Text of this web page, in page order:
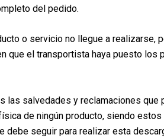
del pedido.
o servicio no llegue a
el transportista haya puesto los
salvedades y reclamaciones
de ningún producto, siendo
debe seguir para realizar esta